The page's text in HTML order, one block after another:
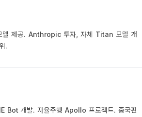
델 제공. Anthropic 투자, 자체 Titan 모델 개
.
Bot 개발. 자율주행 Apollo 프로젝트. 중국판